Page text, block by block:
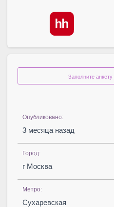
Заполните
Опубликовано:
3 месяца назад
Город:
г Москва
Метро:
Сухаревская